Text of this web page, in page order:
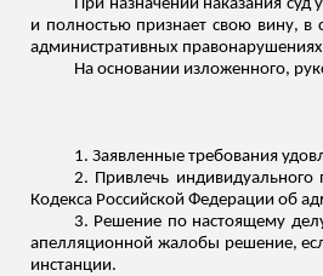
При назначении наказания суд
и полностью признает свою вину, в
административных
На основании изложенного,
1. Заявленные требования
2. Привлечь индивидуального
Кодекса Российской Федерации об
3. Решение по настоящему
апелляционной жалобы решение,
инстанции.